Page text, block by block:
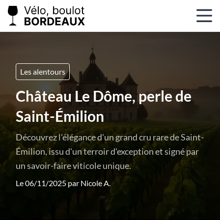
Les alentours
Château Le Dôme, perle de
Saint-Émilion
Découvrez l'élégance d'un grand cru rare de Saint-
Émilion, issu d'un terroir d'exception et signé par
un savoir-faire viticole unique.
Le 06/11/2025 par Nicole A.